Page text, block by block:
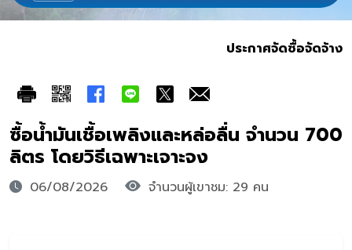
ประกาศจัดซื้อจัดจ้าง
ซื้อน้ำมันเชื้อเพลิงและหล่อลื่น จำนวน 700
ลิตร โดยวิธีเฉพาะเจาะจง
06/08/2026 จำนวนผู้เขาชม: 29 คน